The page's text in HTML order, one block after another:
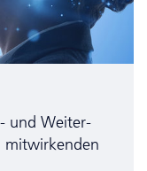
und Weiter­
mitwirkenden